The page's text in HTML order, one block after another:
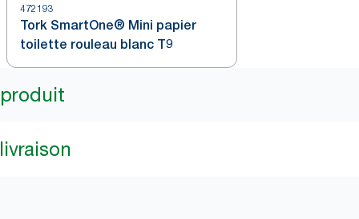
472193
Tork SmartOne® Mini papier
toilette rouleau blanc T9